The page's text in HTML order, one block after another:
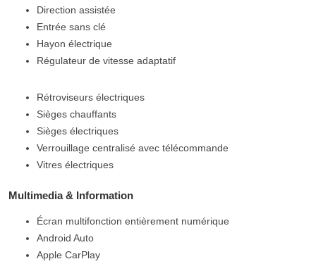
Direction assistée
Entrée sans clé
Hayon électrique
Régulateur de vitesse adaptatif
Rétroviseurs électriques
Sièges chauffants
Sièges électriques
Verrouillage centralisé avec télécommande
Vitres électriques
Multimedia & Information
Écran multifonction entièrement numérique
Android Auto
Apple CarPlay